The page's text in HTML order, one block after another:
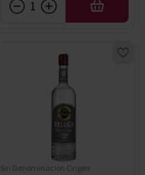
AÑADIR
Sin Denominacion Origen